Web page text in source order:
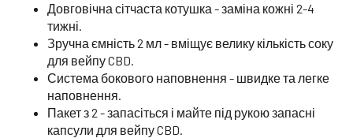
Довговічна сітчаста котушка - заміна кожні 2-4
тижні.
Зручна ємність 2 мл - вміщує велику кількість соку
для вейпу CBD.
Система бокового наповнення - швидке та легке
наповнення.
Пакет з 2 - запасіться і майте під рукою запасні
капсули для вейпу CBD.